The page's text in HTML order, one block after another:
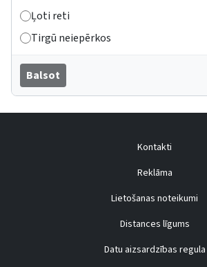
Ļoti reti
Tirgū neiepērkos
Balsot
Kontakti
Reklāma
Lietošanas noteikumi
Distances līgums
Datu aizsardzības regula